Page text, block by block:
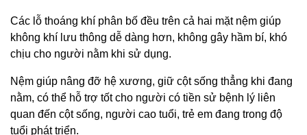
Các lỗ thoáng khí phân bố đều trên cả hai mặt nệm giúp
không khí lưu thông dễ dàng hơn, không gây hầm bí, khó
chịu cho người nằm khi sử dụng.
Nệm giúp nâng đỡ hệ xương, giữ cột sống thẳng khi đang
nằm, có thể hỗ trợ tốt cho người có tiền sử bệnh lý liên
quan đến cột sống, người cao tuổi, trẻ em đang trong độ
tuổi phát triển.